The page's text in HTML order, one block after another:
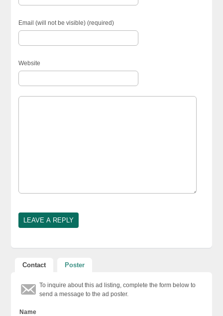
Email (will not be visible) (required)
Website
Contact Poster
To inquire about this ad listing, complete the form below to
send a message to the ad poster.
Name